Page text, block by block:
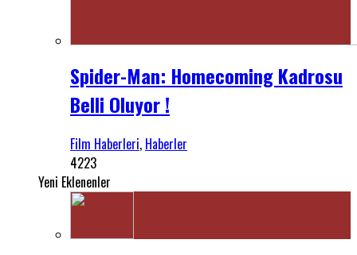
Spider-Man: Homecoming Kadrosu
Belli Oluyor !
Film Haberleri, Haberler
4223
Yeni Eklenenler